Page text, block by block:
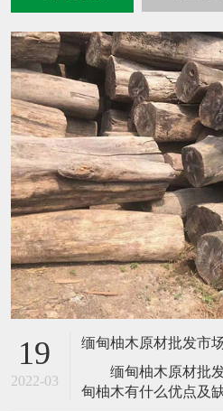
19
2022-03
缅甸柚木原材批发市
缅甸柚木原材批发
甸柚木有什么优点及